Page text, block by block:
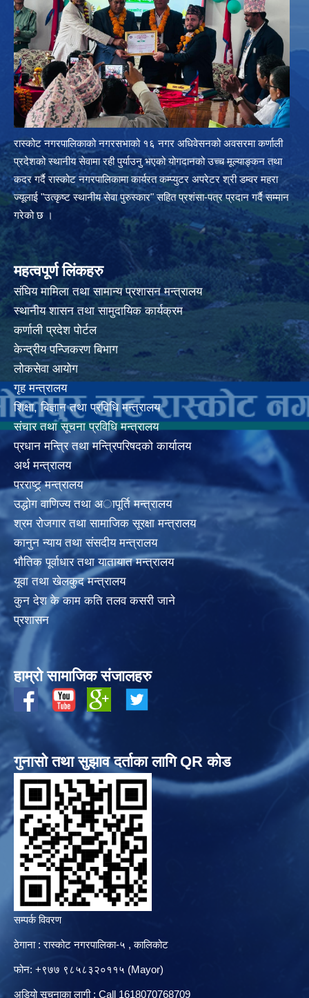
रास्कोट नगरपालिकाको नगरसभाको १६ नगर अधिवेसनको अवसरमा कर्णाली
प्रदेशको स्थानीय सेवामा रही पुर्याउनु भएको योगदानको उच्च मूल्याङ्कन तथा
कदर गर्दै रास्कोट नगरपालिकामा कार्यरत कम्प्युटर अपरेटर श्री डम्वर महरा
ज्यूलाई "उत्कृष्ट स्थानीय सेवा पुरुस्कार" सहित प्रशंसा-पत्र प्रदान गर्दै सम्मान
गरेको छ ।
महत्वपूर्ण लिंकहरु
संघिय मामिला तथा सामान्य प्रशासन मन्त्रालय
स्थानीय शासन तथा सामुदायिक कार्यक्रम
कर्णाली प्रदेश पोर्टल
केन्द्रीय पन्जिकरण बिभाग
लोकसेवा आयोग
गृह मन्त्रालय
शिक्षा, बिज्ञान तथा प्रविधि मन्त्रालय
संचार तथा सूचना प्रविधि मन्त्रालय
प्रधान मन्त्रि तथा मन्त्रिपरिषदको कार्यालय
अर्थ मन्त्रालय
परराष्ट्र् मन्त्रालय
उद्धोग वाणिज्य तथा अापूर्ति मन्त्रालय
श्रम रोजगार तथा सामाजिक सूरक्षा मन्त्रालय
कानुन न्याय तथा संसदीय मन्त्रालय
भाैतिक पूर्वाधार तथा यातायात मन्त्रालय
यूवा तथा खेलकुद मन्त्रालय
कुन देश के काम कति तलव कसरी जाने
प्रशासन
हाम्रो सामाजिक संजालहरु
गुनासो तथा सुझाव दर्ताका लागि QR कोड
सम्पर्क विवरण
ठेगाना : रास्कोट नगरपालिका-५ , कालिकोट
फोन: +९७७ ९८५८३२०११५ (Mayor)
अडियो सूचनाका लागी : Call 1618070768709